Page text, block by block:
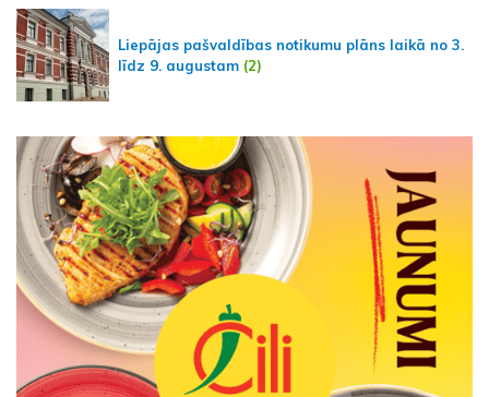
Liepājas pašvaldības notikumu plāns laikā no 3.
līdz 9. augustam (2)